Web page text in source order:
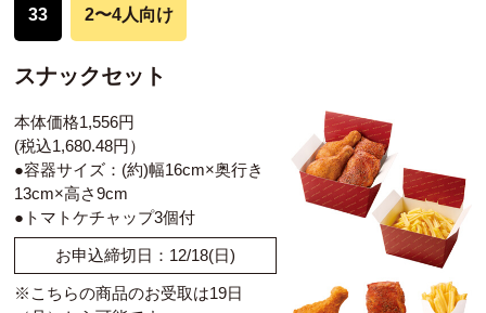
33 2〜4人向け
スナックセット
本体価格1,556円
(税込1,680.48円）
●容器サイズ：(約)幅16cm×奥行き
13cm×高さ9cm
●トマトケチャップ3個付
お申込締切日：12/18(日)
※こちらの商品のお受取は19日